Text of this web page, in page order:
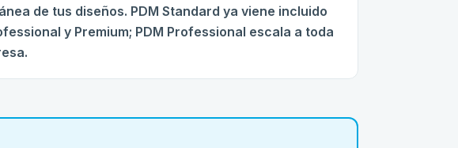
de tus diseños. PDM Standard ya viene incluido
y Premium; PDM Professional escala a toda